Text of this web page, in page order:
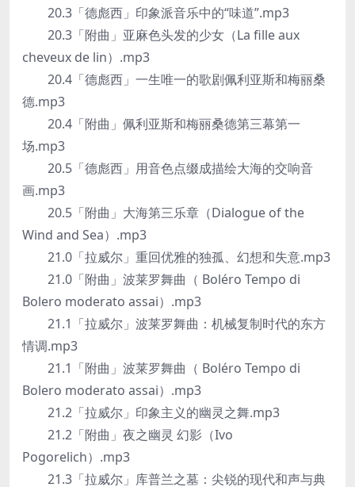
20.3「德彪西」印象派音乐中的“味道”.mp3
20.3「附曲」亚麻色头发的少女（La fille aux
cheveux de lin）.mp3
20.4「德彪西」一生唯一的歌剧佩利亚斯和梅丽桑
德.mp3
20.4「附曲」佩利亚斯和梅丽桑德第三幕第一
场.mp3
20.5「德彪西」用音色点缀成描绘大海的交响音
画.mp3
20.5「附曲」大海第三乐章（Dialogue of the
Wind and Sea）.mp3
21.0「拉威尔」重回优雅的独孤、幻想和失意.mp3
21.0「附曲」波莱罗舞曲（ Boléro Tempo di
Bolero moderato assai）.mp3
21.1「拉威尔」波莱罗舞曲：机械复制时代的东方
情调.mp3
21.1「附曲」波莱罗舞曲（ Boléro Tempo di
Bolero moderato assai）.mp3
21.2「拉威尔」印象主义的幽灵之舞.mp3
21.2「附曲」夜之幽灵 幻影（Ivo
Pogorelich）.mp3
21.3「拉威尔」库普兰之墓：尖锐的现代和声与典